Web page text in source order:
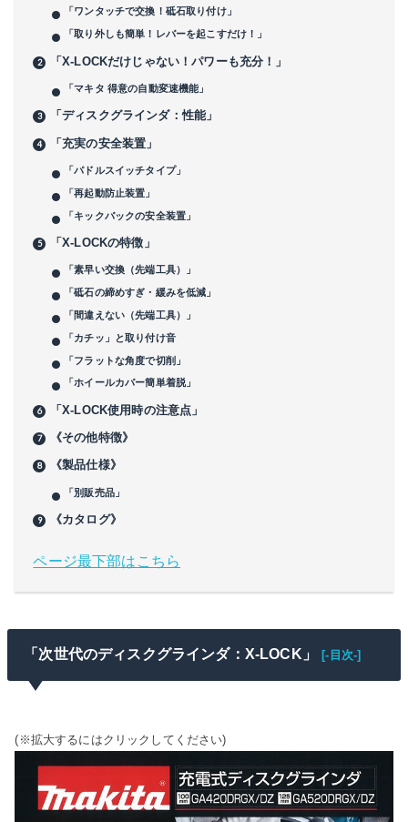
「ワンタッチで交換！砥石取り付け」
「取り外しも簡単！レバーを起こすだけ！」
「X-LOCKだけじゃない！パワーも充分！」
「マキタ 得意の自動変速機能」
「ディスクグラインダ：性能」
「充実の安全装置」
「パドルスイッチタイプ」
「再起動防止装置」
「キックバックの安全装置」
「X-LOCKの特徴」
「素早い交換（先端工具）」
「砥石の締めすぎ・緩みを低減」
「間違えない（先端工具）」
「カチッ」と取り付け音
「フラットな角度で切削」
「ホイールカバー簡単着脱」
「X-LOCK使用時の注意点」
《その他特徴》
《製品仕様》
「別販売品」
《カタログ》
ページ最下部はこちら
「次世代のディスクグラインダ：X-LOCK」 [-目次-]
(※拡大するにはクリックしてください)